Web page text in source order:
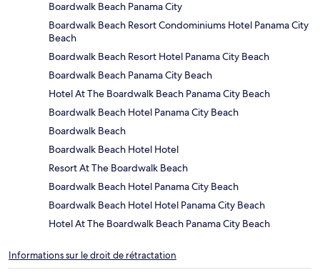
Boardwalk Beach Panama City
Boardwalk Beach Resort Condominiums Hotel Panama City
Beach
Boardwalk Beach Resort Hotel Panama City Beach
Boardwalk Beach Panama City Beach
Hotel At The Boardwalk Beach Panama City Beach
Boardwalk Beach Hotel Panama City Beach
Boardwalk Beach
Boardwalk Beach Hotel Hotel
Resort At The Boardwalk Beach
Boardwalk Beach Hotel Panama City Beach
Boardwalk Beach Hotel Hotel Panama City Beach
Hotel At The Boardwalk Beach Panama City Beach
Informations sur le droit de rétractation